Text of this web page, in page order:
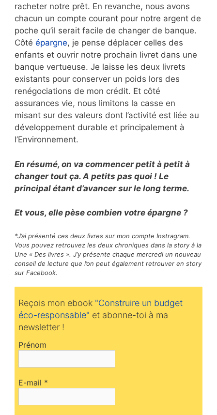
racheter notre prêt. En revanche, nous avons
chacun un compte courant pour notre argent de
poche qu’il serait facile de changer de banque.
Côté épargne, je pense déplacer celles des
enfants et ouvrir notre prochain livret dans une
banque vertueuse. Je laisse les deux livrets
existants pour conserver un poids lors des
renégociations de mon crédit. Et côté
assurances vie, nous limitons la casse en
misant sur des valeurs dont l’activité est liée au
développement durable et principalement à
l’Environnement.
En résumé, on va commencer petit à petit à
changer tout ça. A petits pas quoi ! Le
principal étant d’avancer sur le long terme.
Et vous, elle pèse combien votre épargne ?
*J’ai présenté ces deux livres sur mon compte Instragram.
Vous pouvez retrouvez les deux chroniques dans la story à la
Une « Des livres ». J’y présente chaque mercredi un nouveau
conseil de lecture que l’on peut également retrouver en story
sur Facebook.
Reçois mon ebook "Construire un budget
éco-responsable" et abonne-toi à ma
newsletter !
Prénom
E-mail *